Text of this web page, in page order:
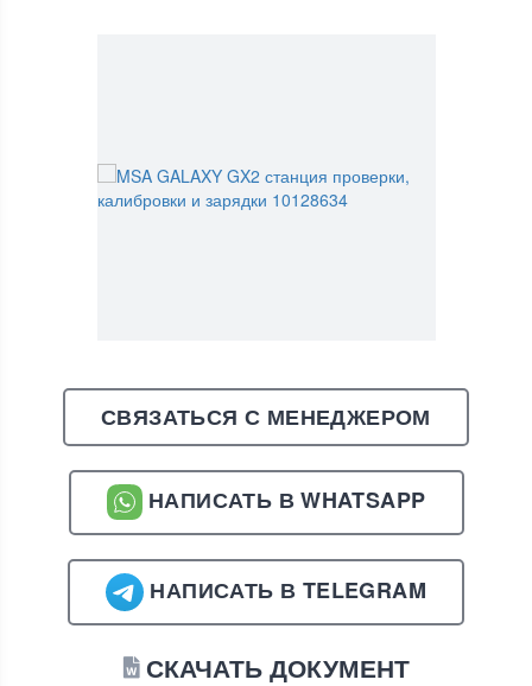
СВЯЗАТЬСЯ С МЕНЕДЖЕРОМ
НАПИСАТЬ В WHATSAPP
НАПИСАТЬ В TELEGRAM
СКАЧАТЬ ДОКУМЕНТ